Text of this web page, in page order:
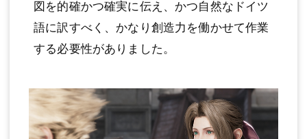
図を的確かつ確実に伝え、かつ自然なドイツ
語に訳すべく、かなり創造力を働かせて作業
する必要性がありました。